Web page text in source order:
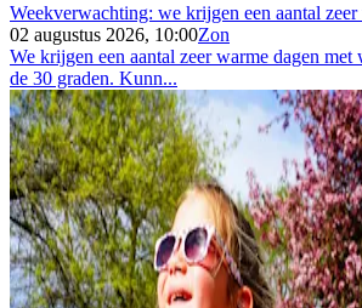
Weekverwachting: we krijgen een aantal zeer
02 augustus 2026, 10:00Zon
We krijgen een aantal zeer warme dagen met
de 30 graden. Kunn...